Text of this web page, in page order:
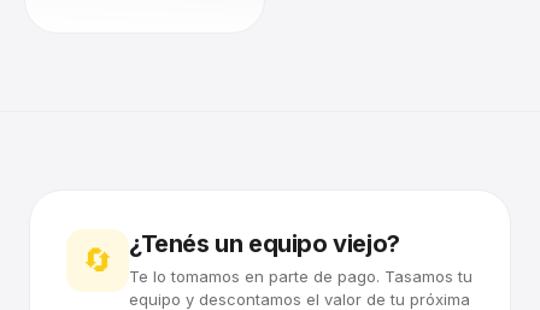
🔄 ¿Tenés un equipo viejo?
Te lo tomamos en parte de pago. Tasamos tu
equipo y descontamos el valor de tu próxima